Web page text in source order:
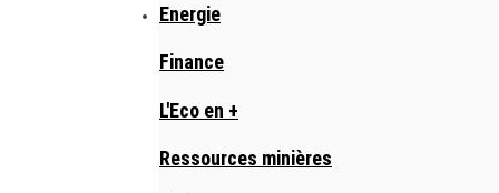
Energie
Finance
L'Eco en +
Ressources minières